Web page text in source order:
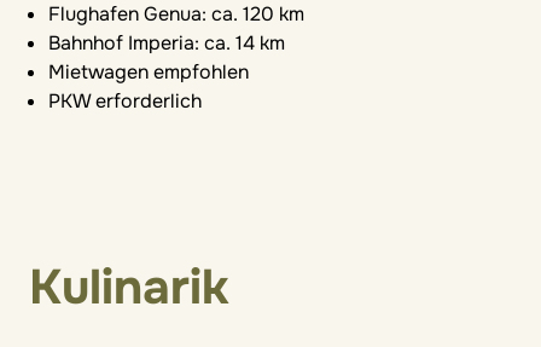
Flughafen Genua: ca. 120 km
Bahnhof Imperia: ca. 14 km
Mietwagen empfohlen
PKW erforderlich
Kulinarik